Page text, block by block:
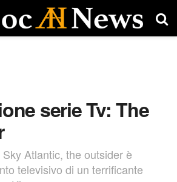
serie Tv: The
Atlantic, the outsider è
televisivo di un terrificante